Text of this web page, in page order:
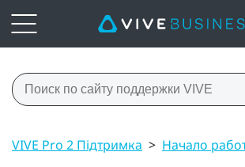
VIVE Pro 2 Підтримка > Начало